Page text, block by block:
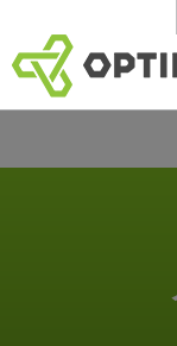
ン
テ
ン